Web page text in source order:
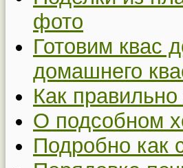
фото
Готовим квас
домашнего
Как
О подсобном
Подробно как